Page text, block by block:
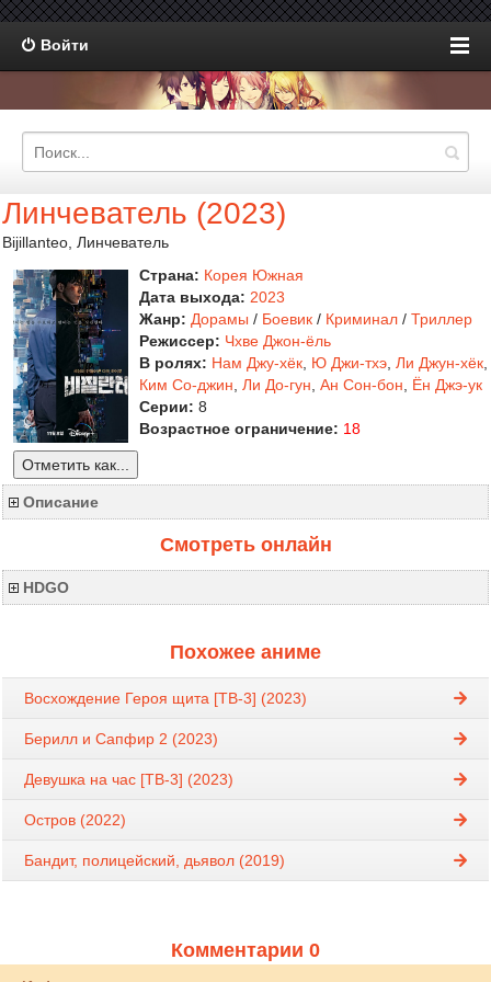
Войти
Линчеватель (2023)
Bijillanteo, Линчеватель
Страна: Корея Южная
Дата выхода: 2023
Жанр: Дорамы / Боевик / Криминал / Триллер
Режиссер: Чхве Джон-ёль
В ролях: Нам Джу-хёк Ю Джи-тхэ Ли Джун-хёк
Ким Со-джин Ли До-гун Ан Сон-бон
Ён Джэ-ук
Серии: 8
Возрастное ограничение: 18
Отметить как...
Описание
Смотреть онлайн
HDGO
Похожее аниме
Восхождение Героя щита [ТВ-3] (2023)
Берилл и Сапфир 2 (2023)
Девушка на час [ТВ-3] (2023)
Остров (2022)
Бандит, полицейский, дьявол (2019)
Комментарии 0